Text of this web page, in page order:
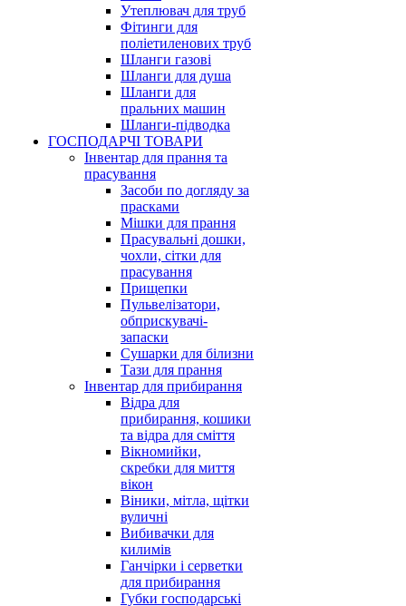
Утеплювач для труб
Фітинги для
поліетиленових труб
Шланги газові
Шланги для душа
Шланги для
пральних машин
Шланги-підводка
ГОСПОДАРЧІ ТОВАРИ
Інвентар для прання та
прасування
Засоби по догляду за
прасками
Мішки для прання
Прасувальні дошки,
чохли, сітки для
прасування
Прищепки
Пульвелізатори,
обприскувачі-
запаски
Сушарки для білизни
Тази для прання
Інвентар для прибирання
Відра для
прибирання, кошики
та відра для сміття
Вікномийки,
скребки для миття
вікон
Віники, мітла, щітки
вуличні
Вибивачки для
килимів
Ганчірки і серветки
для прибирання
Губки господарські